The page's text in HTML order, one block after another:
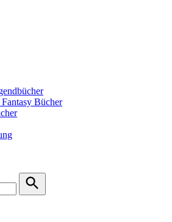
Bücher
Search